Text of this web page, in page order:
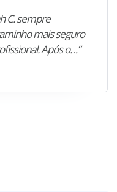
C. sempre
mais seguro
Após o…”